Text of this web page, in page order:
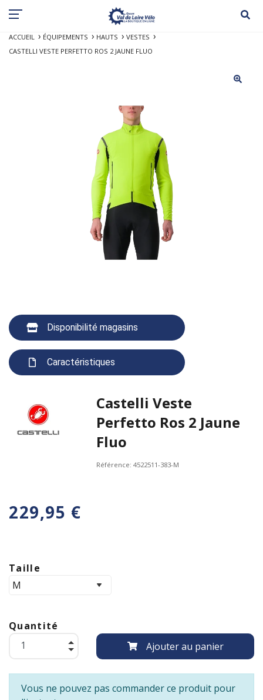
ACCUEIL ÉQUIPEMENTS HAUTS
VESTES
CASTELLI VESTE PERFETTO ROS 2 JAUNE FLUO
Disponibilité magasins
Caractéristiques
Castelli Veste
Perfetto Ros 2 Jaune
Fluo
Référence:4522511-383-M
229,95 €
Taille
Quantité
Ajouter au panier
Vous ne pouvez pas commander ce produit pour